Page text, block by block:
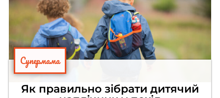
Супермама
Як правильно зібрати дитячий